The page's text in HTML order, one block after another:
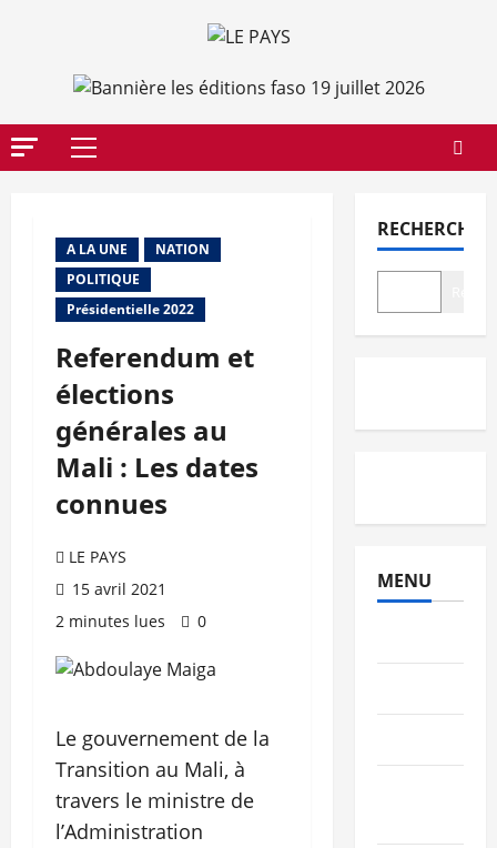
Menu
A LA UNE
NATION
POLITIQUE
Présidentielle 2022
Referendum et
élections
générales au
Mali : Les dates
connues
LE PAYS
15 avril 2021
2 minutes lues
0
Le gouvernement de la
Transition au Mali, à
travers le ministre de
l’Administration
RECHERCHER
MENU